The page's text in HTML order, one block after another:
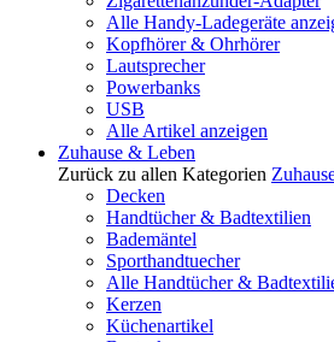
Alle Handy-Ladegeräte
Kopfhörer & Ohrhörer
Lautsprecher
Powerbanks
USB
Alle Artikel anzeigen
Zuhause & Leben
Zurück zu allen Kategorien
Decken
Handtücher & Badtextilien
Bademäntel
Sporthandtuecher
Alle Handtücher &
Kerzen
Küchenartikel